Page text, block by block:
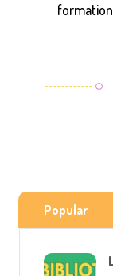
Popular